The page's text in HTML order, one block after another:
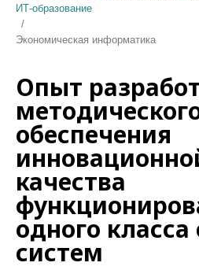
ИТ-образование
/
Экономическая информатика
Опыт
обеспечения
качества
одного
систем